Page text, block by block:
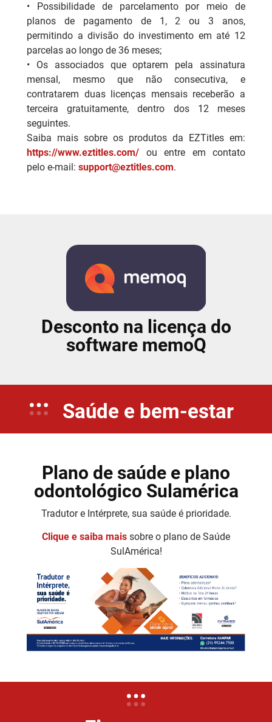
• Possibilidade de parcelamento por meio de
planos de pagamento de 1, 2 ou 3 anos,
permitindo a divisão do investimento em até 12
parcelas ao longo de 36 meses;
• Os associados que optarem pela assinatura
mensal, mesmo que não consecutiva, e
contratarem duas licenças mensais receberão a
terceira gratuitamente, dentro dos 12 meses
seguintes.
Saiba mais sobre os produtos da EZTitles em:
https://www.eztitles.com/ ou entre em contato
pelo e-mail: support@eztitles.com.
Desconto na licença do
software memoQ
Saúde e bem-estar
Plano de saúde e plano
odontológico Sulamérica
Tradutor e Intérprete, sua saúde é prioridade.
Clique e saiba mais sobre o plano de Saúde
SulAmérica!